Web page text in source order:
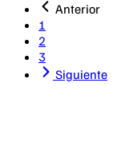
Anterior
1
2
3
Siguiente